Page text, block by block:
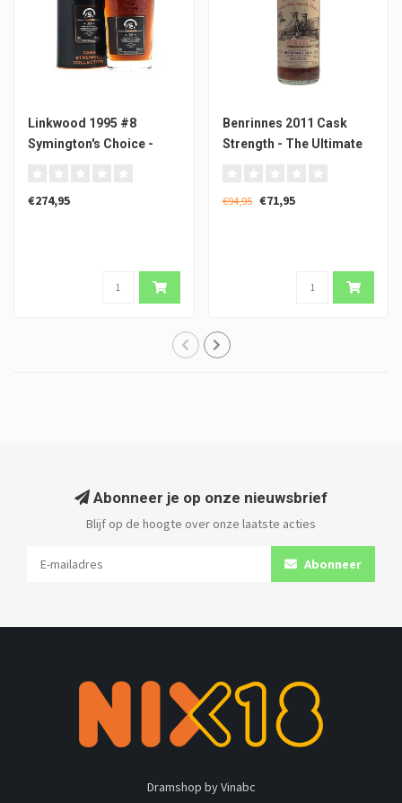
Linkwood 1995 #8
Symington's Choice -
€274,95
Benrinnes 2011 Cask
Strength - The Ultimate
€94,95 €71,95
Abonneer je op onze nieuwsbrief
Blijf op de hoogte over onze laatste acties
Abonneer
Dramshop by Vinabc